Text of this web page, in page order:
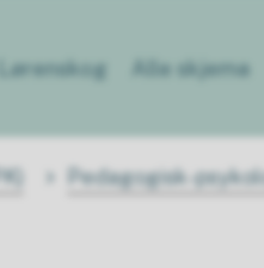
Lørenskog Alle skjema
Pedagogisk-